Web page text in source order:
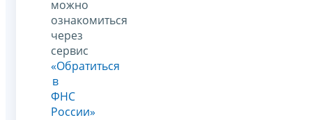
можно
ознакомиться
через
сервис
«Обратиться
в
ФНС
России»